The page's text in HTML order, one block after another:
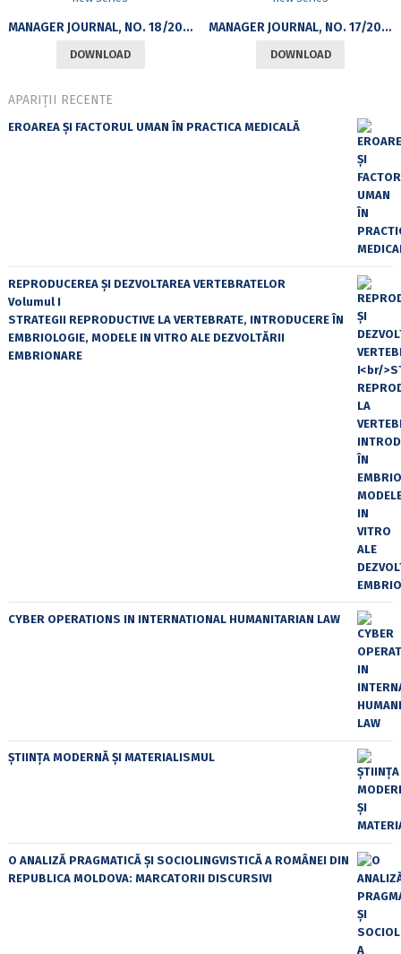
MANAGER JOURNAL, NO. 18/2013, NEW SERIES
DOWNLOAD
MANAGER JOURNAL, NO. 17/2013, NEW SERIES
DOWNLOAD
APARIȚII RECENTE
EROAREA ȘI FACTORUL UMAN ÎN PRACTICA MEDICALĂ
REPRODUCEREA ȘI DEZVOLTAREA VERTEBRATELOR
Volumul I
STRATEGII REPRODUCTIVE LA VERTEBRATE, INTRODUCERE ÎN
EMBRIOLOGIE, MODELE IN VITRO ALE DEZVOLTĂRII
EMBRIONARE
CYBER OPERATIONS IN INTERNATIONAL HUMANITARIAN LAW
ȘTIINȚA MODERNĂ ȘI MATERIALISMUL
O ANALIZĂ PRAGMATICĂ ȘI SOCIOLINGVISTICĂ A ROMÂNEI DIN
REPUBLICA MOLDOVA: MARCATORII DISCURSIVI